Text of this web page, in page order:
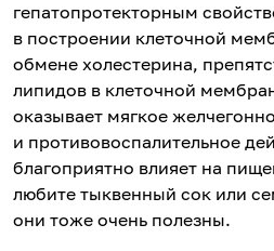
гепатопротекторным
в построении клеточной
обмене холестерина,
липидов в клеточной
оказывает мягкое
и противовоспалительное
благоприятно влияет на
любите тыквенный сок или
они тоже очень полезны.